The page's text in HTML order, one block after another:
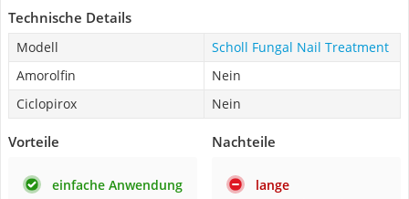
Technische Details
Modell
Scholl Fungal Nail Treatment
Amorolfin
Nein
Ciclopirox
Nein
Vorteile
einfache Anwendung
Nachteile
lange